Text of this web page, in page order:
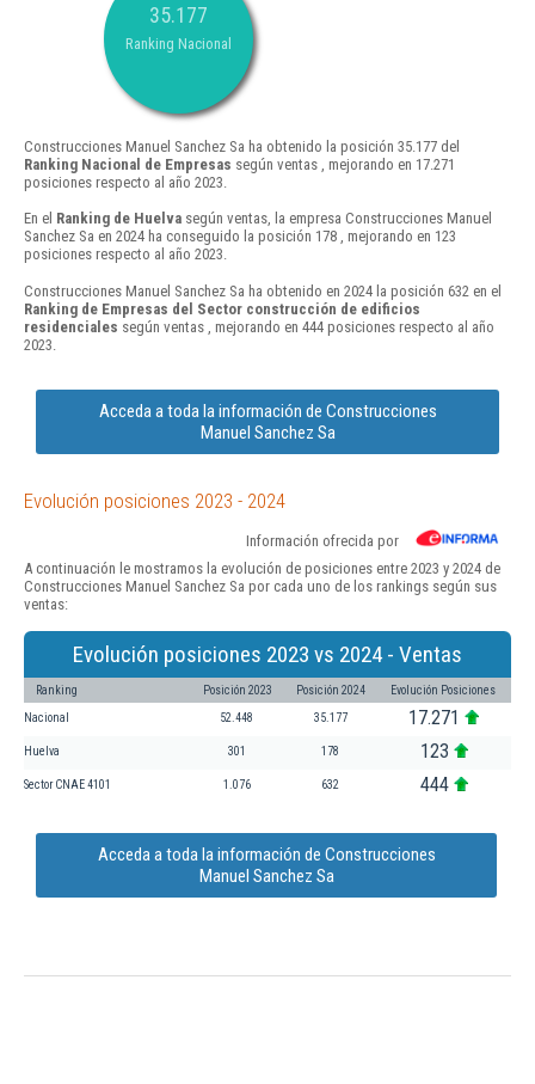
35.177
Ranking Nacional
Construcciones Manuel Sanchez Sa ha obtenido la posición 35.177 del
Ranking Nacional de Empresas según ventas , mejorando en 17.271
posiciones respecto al año 2023.
En el Ranking de Huelva según ventas, la empresa Construcciones Manuel
Sanchez Sa en 2024 ha conseguido la posición 178 , mejorando en 123
posiciones respecto al año 2023.
Construcciones Manuel Sanchez Sa ha obtenido en 2024 la posición 632 en el
Ranking de Empresas del Sector construcción de edificios
residenciales según ventas , mejorando en 444 posiciones respecto al año
2023.
Acceda a toda la información de Construcciones
Manuel Sanchez Sa
Evolución posiciones 2023 - 2024
Información ofrecida por
A continuación le mostramos la evolución de posiciones entre 2023 y 2024 de
Construcciones Manuel Sanchez Sa por cada uno de los rankings según sus
ventas:
Evolución posiciones 2023 vs 2024 - Ventas
Ranking Posición 2023 Posición 2024 Evolución Posiciones
Nacional 52.448 35.177 17.271
Huelva 301 178 123
Sector CNAE 4101 1.076 632 444
Acceda a toda la información de Construcciones
Manuel Sanchez Sa